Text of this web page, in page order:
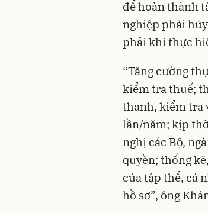
để hoàn thành
nghiệp phải
phải khi thực
“Tăng cường
kiểm tra thuế;
thanh, kiểm tra
lần/năm; kịp
nghị các Bộ,
quyền; thống
của tập thể, cá
hồ sơ”, ông